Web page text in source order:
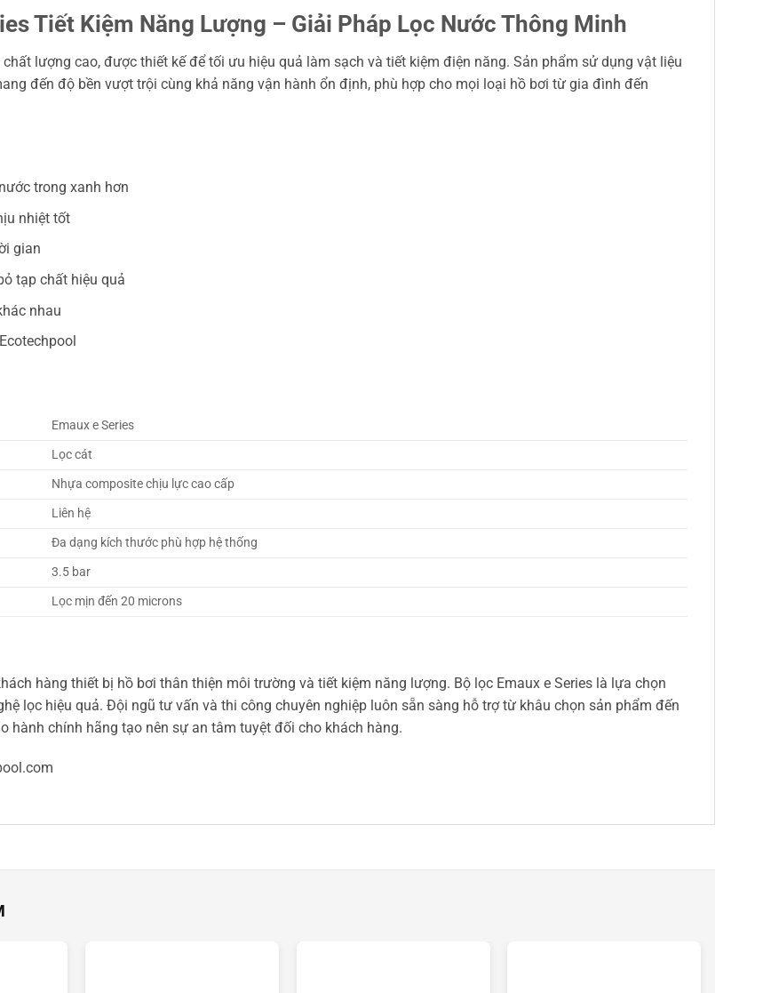
Tiết Kiệm Năng Lượng – Giải Pháp Lọc Nước Thông Minh
lượng cao, được thiết kế để tối ưu hiệu quả làm sạch và tiết kiệm điện năng. Sản phẩm sử dụng vật liệu
đến độ bền vượt trội cùng khả năng vận hành ổn định, phù hợp cho mọi loại hồ bơi từ gia đình đến
trong xanh hơn
nhiệt tốt
gian
tạp chất hiệu quả
nhau
Emaux e Series
Lọc cát
Nhựa composite chịu lực cao cấp
Liên hệ
Đa dạng kích thước phù hợp hệ thống
3.5 bar
Lọc mịn đến 20 microns
hàng thiết bị hồ bơi thân thiện môi trường và tiết kiệm năng lượng. Bộ lọc Emaux e Series là lựa chọn
lọc hiệu quả. Đội ngũ tư vấn và thi công chuyên nghiệp luôn sẵn sàng hỗ trợ từ khâu chọn sản phẩm đến
hành chính hãng tạo nên sự an tâm tuyệt đối cho khách hàng.